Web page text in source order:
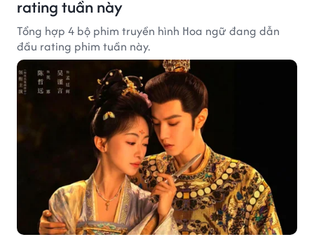
rating tuần này
Tổng hợp 4 bộ phim truyền hình Hoa ngữ đang dẫn
đầu rating phim tuần này.